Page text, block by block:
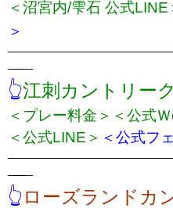
＜沼宮内/雫石 公式LINE
＞
——-
👆江刺カントリー
＜プレー料金＞ ＜公式
＜公式LINE＞ ＜公式フ
——-
👆 ローズランドカ